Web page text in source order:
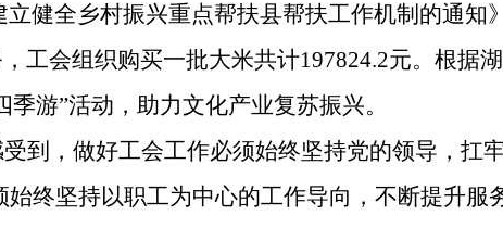
健全乡村振兴重点帮扶县帮扶工作机制的通知
工会组织购买一批大米共计197824.2元。根据
游”活动，助力文化产业复苏振兴。
到，做好工会工作必须始终坚持党的领导，扛
始终坚持以职工为中心的工作导向，不断提升服